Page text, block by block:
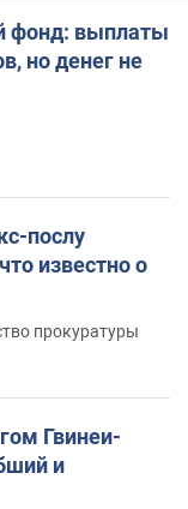
фонд: выплаты
но денег не
послу
известно о
прокуратуры
Гвинеи-
и